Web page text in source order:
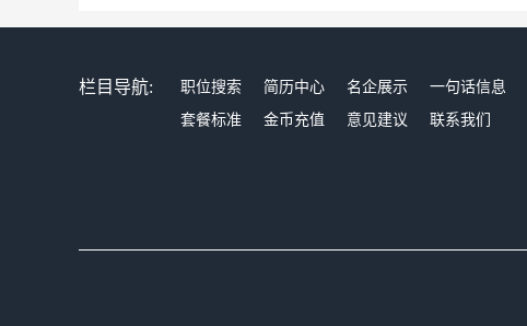
栏目导航: 职位搜索 简历中心 名企展示 一句话信息
套餐标准
金币充值 意见建议 联系我们